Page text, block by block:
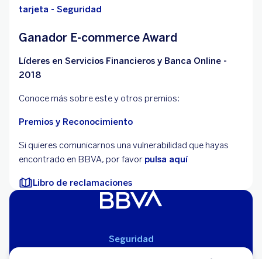
tarjeta - Seguridad
Ganador E-commerce Award
Líderes en Servicios Financieros y Banca Online -
2018
Conoce más sobre este y otros premios:
Premios y Reconocimiento
Si quieres comunicarnos una vulnerabilidad que hayas
encontrado en BBVA, por favor pulsa aquí
Libro de reclamaciones
Seguridad